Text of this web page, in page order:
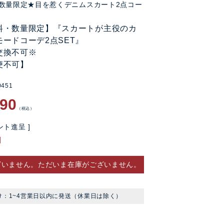
量限定★目を惹くデニムスカート2点コー
・数量限定】『スカートが主役のカ
ドコーデ2点SET』
換不可※
可】
税込
ト進呈 ]
ません。ただいま在庫がございません。
：1~4営業日以内に発送（休業日は除く）